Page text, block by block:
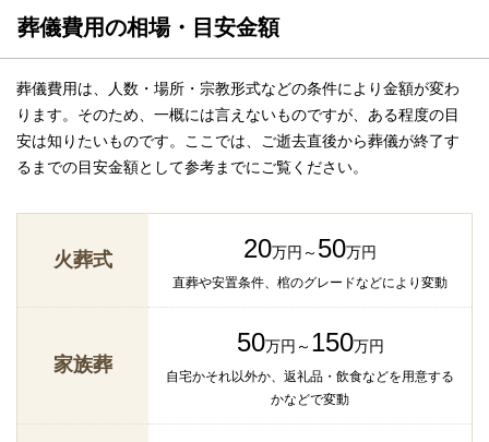
葬儀費用の相場・目安金額
葬儀費用は、人数・場所・宗教形式などの条件により金額が変わ
ります。そのため、一概には言えないものですが、ある程度の目
安は知りたいものです。ここでは、ご逝去直後から葬儀が終了す
るまでの目安金額として参考までにご覧ください。
火葬式 20万円～ 50万円
直葬や安置条件、棺のグレードなどにより変動
家族葬
50万円～ 150万円
自宅かそれ以外か、返礼品・飲食などを用意する
かなどで変動